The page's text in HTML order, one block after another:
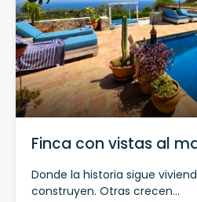
Finca con vistas al
Donde la historia sigue
construyen. Otras crecen…